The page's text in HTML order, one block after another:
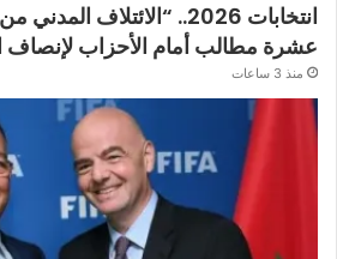
انتخابات 2026.. “الائتلاف
عشرة مطالب أمام الأحزاب لإنصاف
منذ 3 ساعات